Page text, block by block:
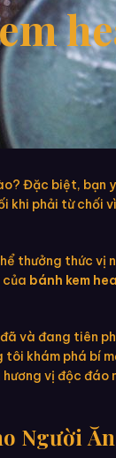
Đặc biệt, bạn
phải từ chối
thưởng thức
của bánh kem
và đang tiên
khám phá bí
vị độc
Người